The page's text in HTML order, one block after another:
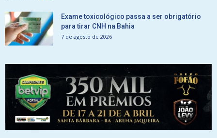
Exame toxicológico passa a ser obrigatório
para tirar CNH na Bahia
7 de agosto de 2026